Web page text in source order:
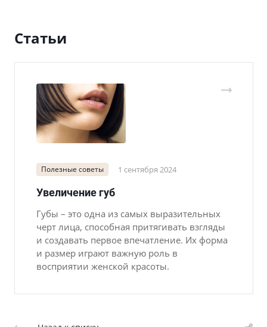
Статьи
Полезные советы 1 сентября 2024
Увеличение губ
Губы – это одна из самых выразительных
черт лица, способная притягивать взгляды
и создавать первое впечатление. Их форма
и размер играют важную роль в
восприятии женской красоты.